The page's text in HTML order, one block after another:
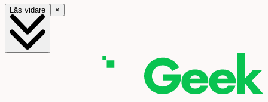
Läs vidare ×